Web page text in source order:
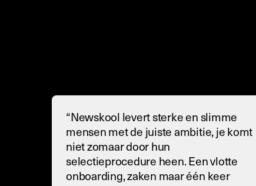
“Newskool levert sterke en slimme
mensen met de juiste ambitie, je komt
niet zomaar door hun
selectieprocedure heen. Een vlotte
onboarding, zaken maar één keer